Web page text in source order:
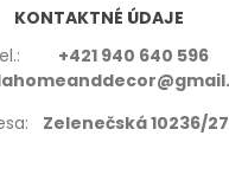
KONTAKTNÉ ÚDAJE
+421 940 640 596
Zelenečská 10236/27